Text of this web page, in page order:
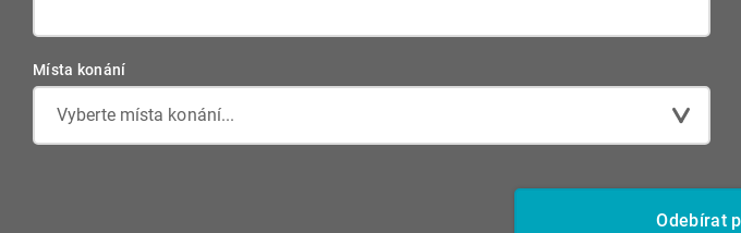
Místa konání
Vyberte místa konání...
Odebírat